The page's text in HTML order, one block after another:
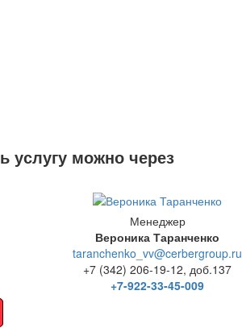
услугу можно через
Менеджер
Вероника Таранченко
taranchenko_vv@cerbergroup.ru
+7 (342) 206-19-12, доб.137
+7-922-33-45-009